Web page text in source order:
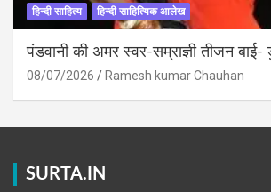
हिन्दी साहित्य हिन्दी साहित्यिक आलेख
पंडवानी की अमर स्वर-सम्राज्ञी तीजन
08/07/2026 Ramesh kumar Chauhan
SURTA.IN